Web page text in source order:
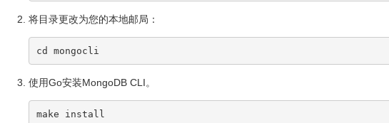
将目录更改为您的本地邮局：
cd
使用Go安装MongoDB CLI。